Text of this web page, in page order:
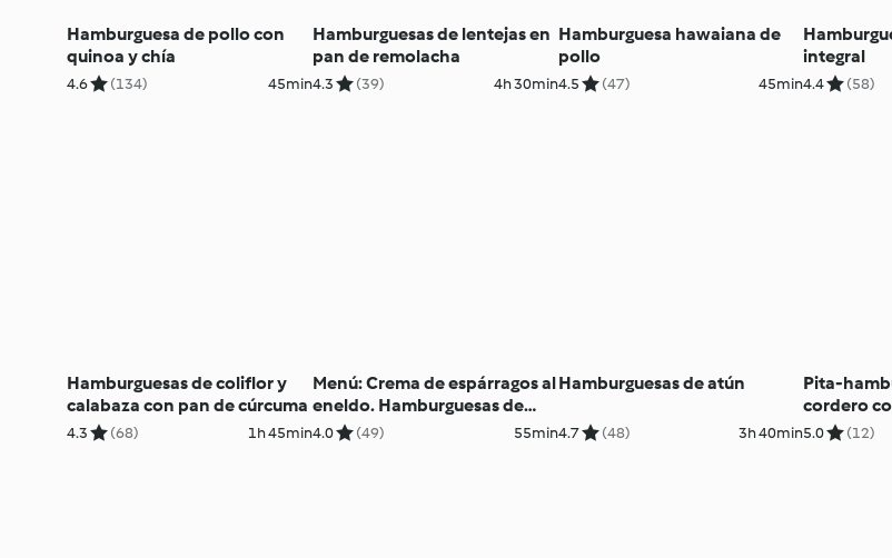
Hamburguesa de pollo con
quinoa y chía
4.6 (134) 45min
Hamburguesas de lentejas en
pan de remolacha
4.3 (39) 4h 30min
Hamburguesa hawaiana de
pollo
4.5 (47) 45min
integral
4.4 (58)
Hamburguesas de coliflor y
calabaza con pan de cúrcuma
4.3 (68) 1h 45min
Menú: Crema de espárragos al
eneldo. Hamburguesas de
pollo con verduras
4.0 (49) 55min
Hamburguesas de atún
4.7 (48) 3h 40min
Pita-
cordero
5.0 (12)